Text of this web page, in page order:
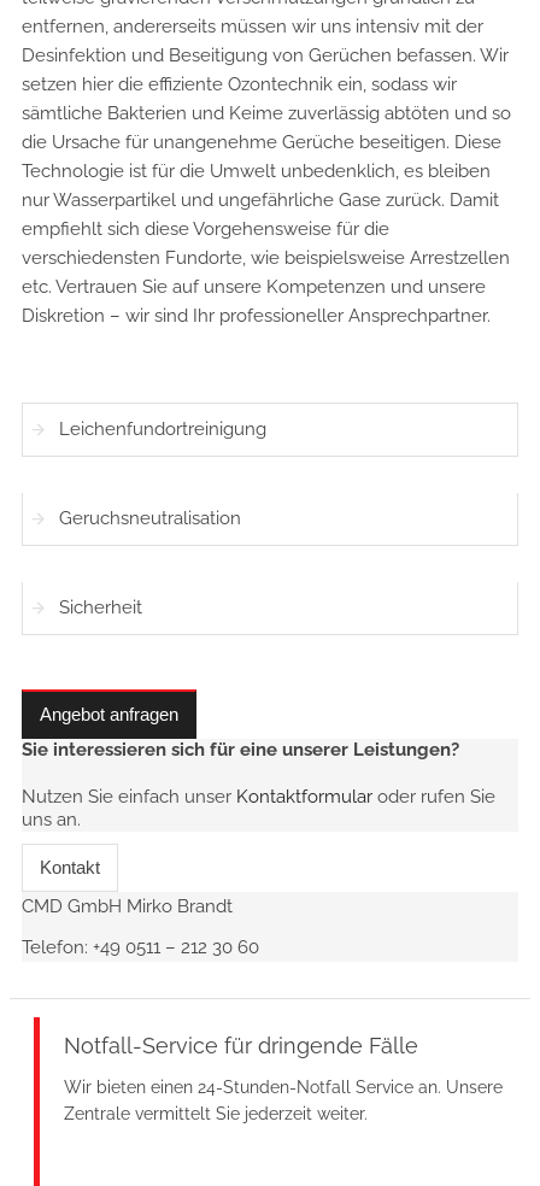
Leichenfundortreinigung
Geruchsneutralisation
Sicherheit
Angebot anfragen
Sie interessieren sich für eine unserer Leistungen?
Nutzen Sie einfach unser Kontaktformular oder rufen Sie
uns an.
Kontakt
CMD GmbH Mirko Brandt
Telefon: +49 0511 – 212 30 60
entfernen, andererseits müssen wir uns intensiv mit der
Desinfektion und Beseitigung von Gerüchen befassen. Wir
setzen hier die effiziente Ozontechnik ein, sodass wir
sämtliche Bakterien und Keime zuverlässig abtöten und so
die Ursache für unangenehme Gerüche beseitigen. Diese
Technologie ist für die Umwelt unbedenklich, es bleiben
nur Wasserpartikel und ungefährliche Gase zurück. Damit
empfiehlt sich diese Vorgehensweise für die
verschiedensten Fundorte, wie beispielsweise Arrestzellen
etc. Vertrauen Sie auf unsere Kompetenzen und unsere
Diskretion – wir sind Ihr professioneller Ansprechpartner.
Notfall-Service für dringende Fälle
Wir bieten einen 24-Stunden-Notfall Service an. Unsere
Zentrale vermittelt Sie jederzeit weiter.